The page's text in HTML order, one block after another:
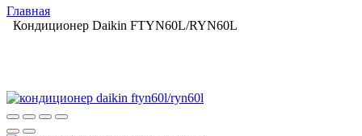
Главная
Кондиционер Daikin FTYN60L/RYN60L